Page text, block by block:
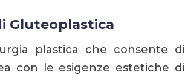
Gluteoplastica
plastica che consente di
con le esigenze estetiche di